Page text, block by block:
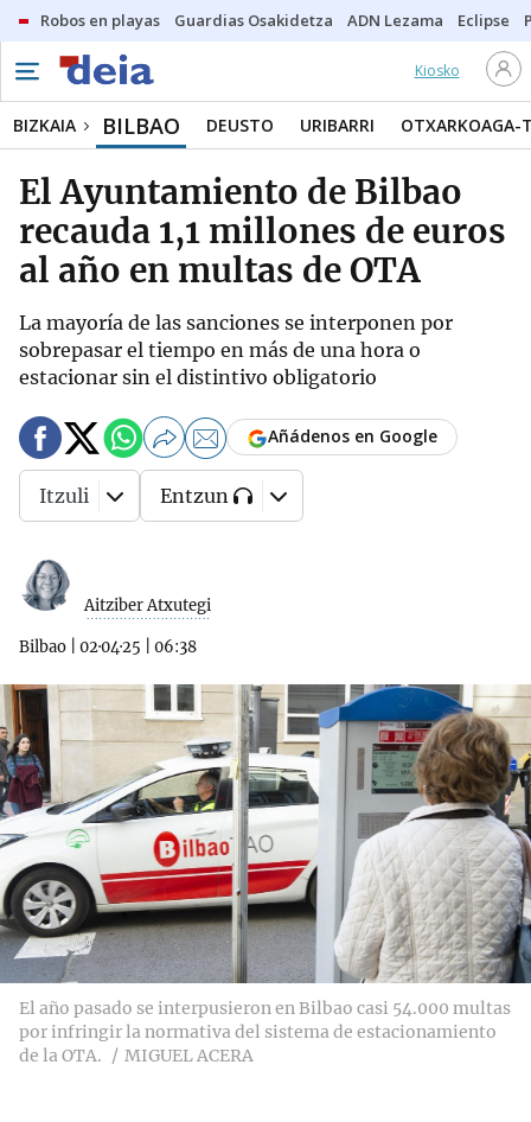
Robos en playas Guardias Osakidetza ADN Lezama Eclipse
Kiosko
BIZKAIA BILBAO DEUSTO URIBARRI OTXARKOAGA-
El Ayuntamiento de Bilbao
recauda 1,1 millones de euros
al año en multas de OTA
La mayoría de las sanciones se interponen por
sobrepasar el tiempo en más de una hora o
estacionar sin el distintivo obligatorio
Aitziber Atxutegi
Bilbao 02·04·25 06:38
Añádenos en Google
Itzuli Entzun
El año pasado se interpusieron en Bilbao casi 54.000 multas
por infringir la normativa del sistema de estacionamiento
de la OTA.
MIGUEL ACERA